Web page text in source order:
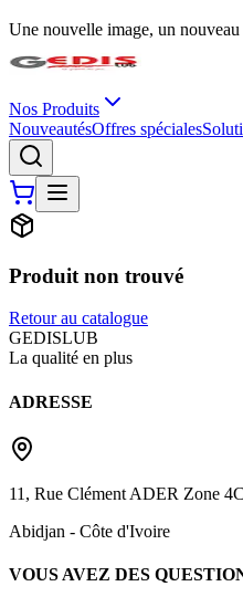
Une nouvelle image, un
Nos Produits
NouveautésOffres spéciales
Produit non trouvé
Retour au catalogue
GEDISLUB
La qualité en plus
ADRESSE
11, Rue Clément ADER Zone
Abidjan - Côte d'Ivoire
VOUS AVEZ DES